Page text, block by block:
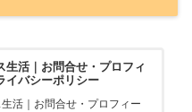
生活｜お問合せ・プロフィ
イバシーポリシー
活｜お問合せ・プロフィー